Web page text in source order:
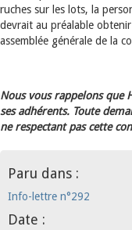
ruches sur les lots, la
devrait au préalable obtenir
assemblée générale de la
Nous vous rappelons que
ses adhérents. Toute
ne respectant pas cette
Paru dans :
Info-lettre n°292
Date :